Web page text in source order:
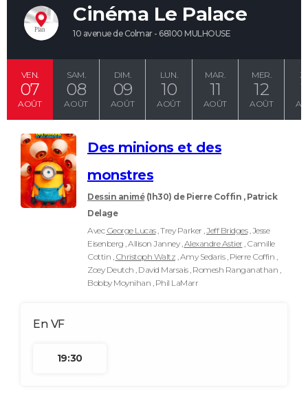
Cinéma Le Palace
10 avenue de Colmar - 68100 MULHOUSE
VEN.
07
AOÛT
SAM.
08
AOÛT
DIM.
09
AOÛT
LUN.
10
AOÛT
MAR.
11
AOÛT
MER.
12
AOÛT
Des minions et des
monstres
Dessin animé (1h30) de Pierre Coffin , Patrick
Delage
Avec George Lucas, Trey Parker ,Jeff Bridges, Jesse
Eisenberg , Allison Janney ,Alexandre Astier , Camille
Cottin , Christoph Waltz , Amy Sedaris , Pierre Coffin ,
Zoey Deutch , David Marsais , Romesh Ranganathan ,
Bobby Moynihan , Phil LaMarr
19:30